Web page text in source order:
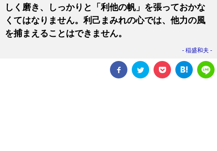
しく磨き、しっかりと「利他の帆」を張っておかな
くてはなりません。利己まみれの心では、他力の風
を捕まえることはできません。
稲盛和夫